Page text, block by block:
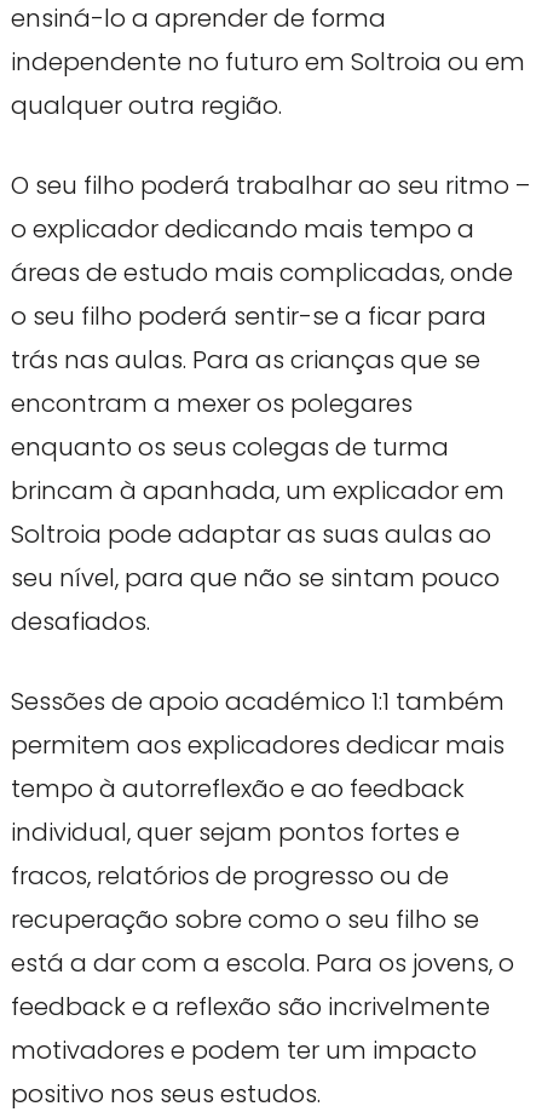
ensiná-lo a aprender de forma
independente no futuro em Soltroia ou em
qualquer outra região.
O seu filho poderá trabalhar ao seu ritmo –
o explicador dedicando mais tempo a
áreas de estudo mais complicadas, onde
o seu filho poderá sentir-se a ficar para
trás nas aulas. Para as crianças que se
encontram a mexer os polegares
enquanto os seus colegas de turma
brincam à apanhada, um explicador em
Soltroia pode adaptar as suas aulas ao
seu nível, para que não se sintam pouco
desafiados.
Sessões de apoio académico 1:1 também
permitem aos explicadores dedicar mais
tempo à autorreflexão e ao feedback
individual, quer sejam pontos fortes e
fracos, relatórios de progresso ou de
recuperação sobre como o seu filho se
está a dar com a escola. Para os jovens, o
feedback e a reflexão são incrivelmente
motivadores e podem ter um impacto
positivo nos seus estudos.